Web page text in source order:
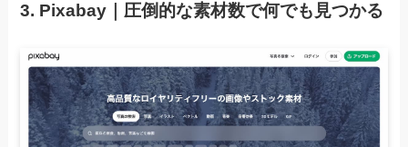
3. Pixabay｜圧倒的な素材数で何でも見つかる